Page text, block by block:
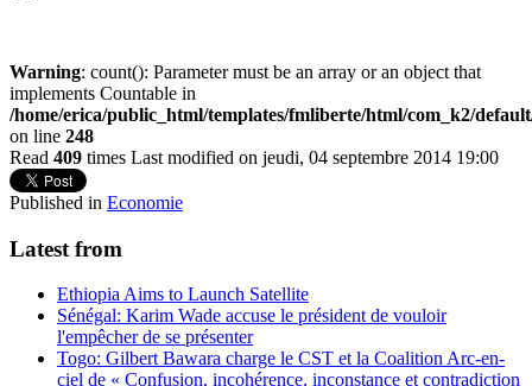
Warning: count(): Parameter must be an array or an object that
implements Countable in
/home/erica/public_html/templates/fmliberte/html/com_k2/
on line 248
Read 409 times Last modified on jeudi, 04 septembre 2014 19:00
Published in Economie
Latest from
Ethiopia Aims to Launch Satellite
Sénégal: Karim Wade accuse le président de vouloir
l'empêcher de se présenter
Togo: Gilbert Bawara charge le CST et la Coalition Arc-en-
ciel de « Confusion, incohérence, inconstance et contradiction